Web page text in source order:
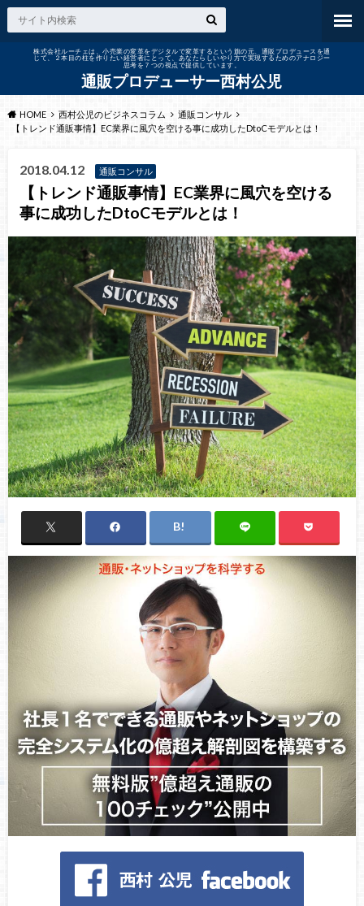
株式会社ルーチェは、小売業の変革をデジタルで変革するという旗の元、通販プロデュースを通
じて、２本目の柱を作りたい経営者にとって、あなたらしいやり方で実現するためのアナロジー
思考を７つの視点で提供しています。
通販プロデューサー西村公児
HOME 西村公児のビジネスコラム
通販コンサル
【トレンド通販事情】EC業界に風穴を空ける事に成功したDtoCモデルとは！
2018.04.12 通販コンサル
【トレンド通販事情】EC業界に風穴を空ける
事に成功したDtoCモデルとは！